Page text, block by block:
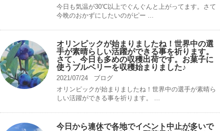
今日も気温が30℃以上でぐんぐんと上がってます。さて
今晩のおかずにしたいのがピー ...
オリンピックが始まりましたね！世界中の選
手が素晴らしい活躍ができる事を祈ります。
さて、今日も多めの収穫出荷です。お菓子に
使うブルベリーを収穫始まりました♪
2021/07/24
ブログ
オリンピックが始まりましたね！世界中の選手が素晴ら
しい活躍ができる事を祈ります。 ...
今日から連休で各地でイベント中止が多いで